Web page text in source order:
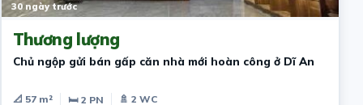
30 ngày trước
Thương lượng
Chủ ngộp gửi bán gấp căn nhà mới hoàn công ở Dĩ An
📐 57 m² 🛏 2 PN
🚿 2 WC